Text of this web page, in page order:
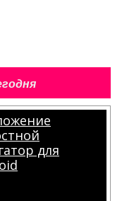
для